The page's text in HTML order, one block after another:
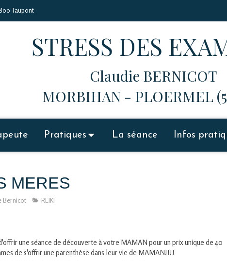
Taupont
STRESS DES
Claudie BERNICOT
MORBIHAN - PLOERMEL
Pratiques La séance Infos
MERES
Bernicot REIKI
une séance de découverte à votre MAMAN pour un prix unique de 40
de s'offrir une parenthèse dans leur vie de MAMAN!!!!